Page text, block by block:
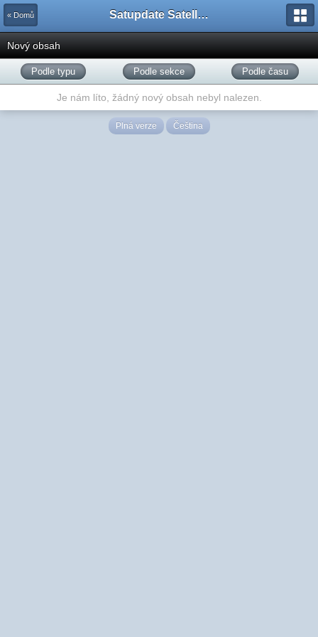
« Domů Satupdate Satellite Support Project
Nový obsah
Podle typu Podle sekce Podle času
Je nám líto, žádný nový obsah nebyl nalezen.
Plná verze Čeština